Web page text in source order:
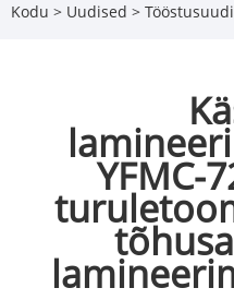
Kodu > Uudised >
YFMC-